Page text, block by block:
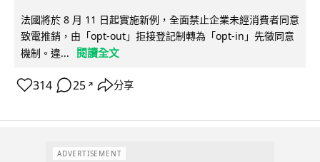
法國將於 8 月 11 日起實施新例，全面禁止企業未經消費者同意
致電推銷，由「opt-out」拒接登記制轉為「opt-in」先徵同意
機制。違...
閱讀全文
314 25 ↗ 分享
ADVERTISEMENT